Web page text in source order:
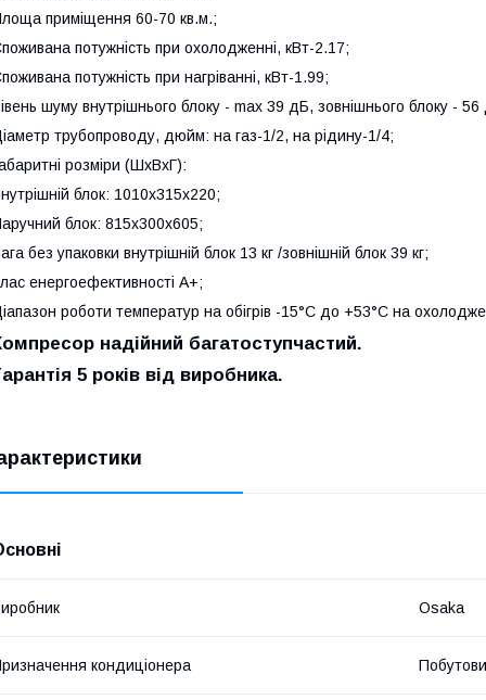
приміщення 60-70 кв.м.;
потужність при охолодженні, кВт-2.17;
потужність при нагріванні, кВт-1.99;
шуму внутрішнього блоку - max 39 дБ, зовнішнього блоку -
трубопроводу, дюйм: на газ-1/2, на рідину-1/4;
розміри (ШхВхГ):
блок: 1010x315х220;
блок: 815x300х605;
без упаковки внутрішній блок 13 кг /зовнішній блок 39 кг;
енергоефективності А+;
роботи температур на обігрів -15°С до +53°С на
надійний багатоступчастий.
5 років від виробника.
Osaka
кондиціонера